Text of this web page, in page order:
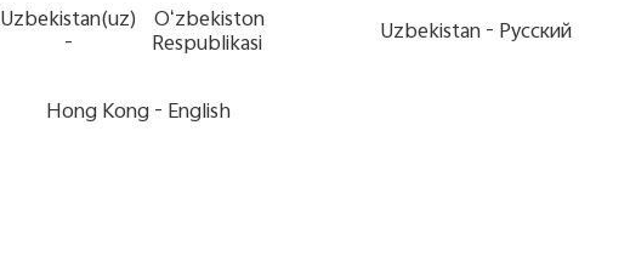
Uzbekistan(uz)
-
Oʻzbekiston
Respublikasi Uzbekistan - Pусский
Hong Kong - English